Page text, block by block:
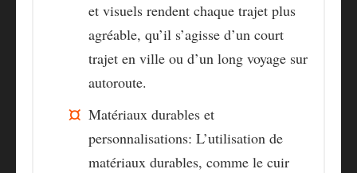
et visuels rendent chaque trajet plus
agréable, qu’il s’agisse d’un court
trajet en ville ou d’un long voyage sur
autoroute.
Matériaux durables et
personnalisations: L’utilisation de
matériaux durables, comme le cuir